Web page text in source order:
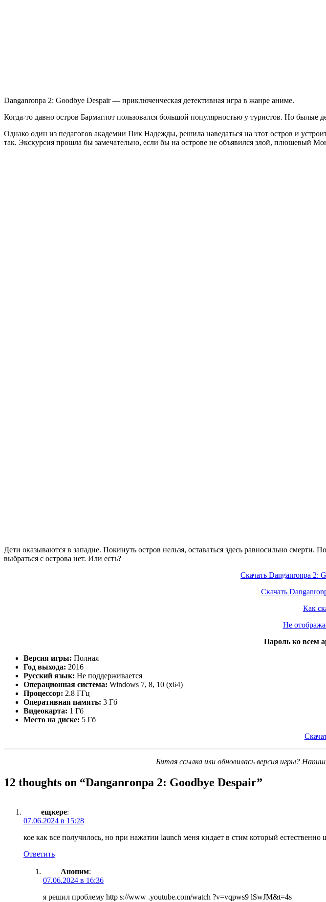
Danganronpa 2: Goodbye Despair — приключенческая детективная игра в жанре аниме.
Когда-то давно остров Бармаглот пользовался большой популярностью у туристов. Но
Однако один из педагогов академии Пик Надежды, решила наведаться на этот остров и
так. Экскурсия прошла бы замечательно, если бы на острове не объявился злой, плюшевый
Дети оказываются в западне. Покинуть остров нельзя, оставаться здесь равносильно
выбраться с острова нет. Или есть?
Скачать Danganronpa 2:
Скачать
Как
Не
Пароль ко всем
Версия игры: Полная
Год выхода: 2016
Русский язык: Не поддерживается
Операционная система: Windows 7, 8, 10 (x64)
Процессор: 2.8 ГГц
Оперативная память: 3 Гб
Видеокарта: 1 Гб
Место на диске: 5 Гб
Битая ссылка или обновилась версия игры?
12 thoughts on “Danganronpa 2: Goodbye Despair”
ещкере:
07.06.2024 в 15:28
кое как все получилось, но при нажатии launch меня кидает в стим который естественно
Ответить
Аноним:
07.06.2024 в 16:36
я решил проблему http s://www .youtube.com/watch ?v=vqpws9 lSwJM&t=4s